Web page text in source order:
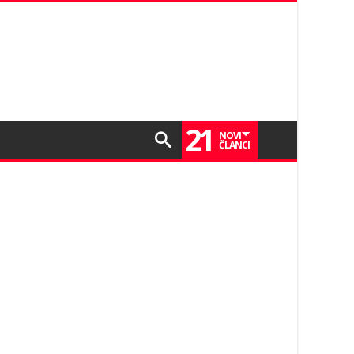
21 NOVI
ČLANCI